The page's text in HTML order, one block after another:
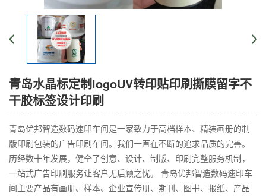
青岛水晶标定制logoUV转印贴印刷撕膜留字不
干胶标签设计印刷
青岛优邦智造数码速印车间是一家致力于高档样本、精装画册的制
版印刷包装的广告印刷车间。我们一直在不断的追求品质的完善。
历经数十年发展，健全了创意、设计、制版、印刷完整服务机制，
一站式广告印刷服务让客户无后顾之忧。 青岛优邦智造数码速印车
间主要产品有画册、样本、企业宣传册、期刊、图书、报纸、产品